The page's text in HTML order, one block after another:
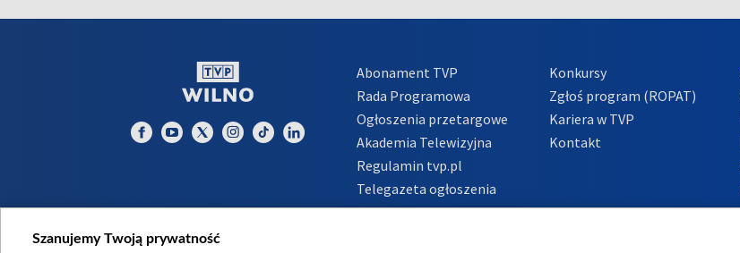
Abonament TVP
Rada Programowa
Ogłoszenia przetargowe
Akademia Telewizyjna
Regulamin tvp.pl
Telegazeta ogłoszenia
Informacje o nadawcy
Konkursy
Zgłoś program (ROPAT)
Kariera w TVP
Kontakt
Szanujemy Twoją prywatność